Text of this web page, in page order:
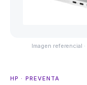
Imagen referencial
HP · PREVENTA